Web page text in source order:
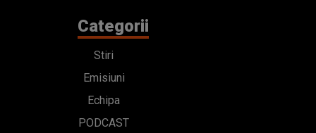
Categorii
Stiri
Emisiuni
Echipa
PODCAST